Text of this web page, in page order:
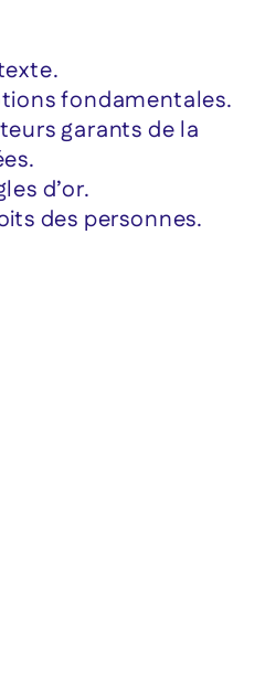
fondamentales.
garants de la
d’or.
des personnes.